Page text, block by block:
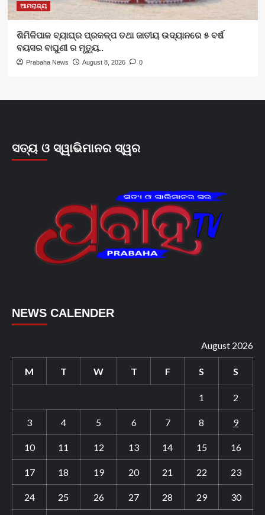
ଆମରାଜ୍ୟ
ଶିମିଳିପାଳ ବ୍ୟାଘ୍ର ପ୍ରକଳ୍ପ ତଥା ଜାତୀୟ ଉଦ୍ୟାନରେ ୫ ବର୍ଷ
ବୟସର ବାଘୁଣୀ ର ମୃତ୍ୟୁ..
Prabaha News August 8, 2026 0
ସତ୍ୟ ଓ ସ୍ୱାଭିମାନର ସ୍ୱର
NEWS CALENDER
August 2026
M T W T F S S
1 2
3 4 5 6 7 8 9
10 11 12 13 14 15 16
17 18 19 20 21 22 23
24 25 26 27 28 29 30